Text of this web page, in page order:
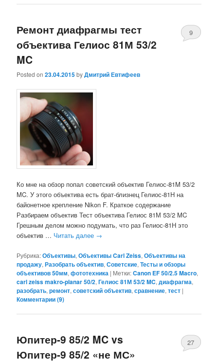
Ремонт диафрагмы тест
объектива Гелиос 81М 53/2
MC
Posted on23.04.2015byДмитрий Евтифеев
9
Ко мне на обзор попал советский объектив Гелиос-81M 53/2
MC. У этого объектива есть брат-близнец Гелиос-81Н на
байонетное крепление Nikon F. Краткое содержание
Разбираем объектив Тест объектива Гелиос 81М 53/2 MC
Грешным делом можно подумать, что раз Гелиос-81Н это
объектив … Читать далее →
Рубрика:Объективы,Объективы Carl Zeiss,Объективы на
продажу,Разобрать объектив,Советские,Тесты и обзоры
объективов 50мм,фототехника | Метки:Canon EF 50/2.5 Macro,
carl zeiss makro-planar 50/2,Гелиос 81М 53/2 MC,диафрагма,
разобрать,ремонт,советский объектив,сравнение,тест |
Комментарии (9)
Юпитер-9 85/2 MC vs
Юпитер-9 85/2 «не МС»
27